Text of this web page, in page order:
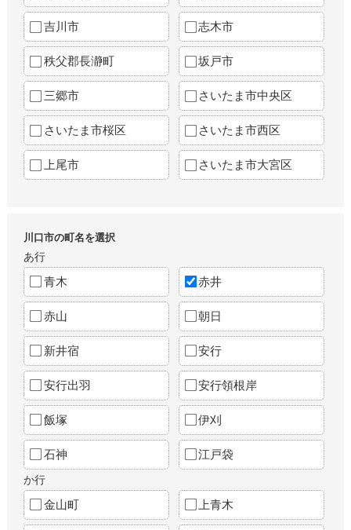
吉川市 志木市
秩父郡長瀞町 坂戸市
三郷市 さいたま市中央区
さいたま市桜区 さいたま市西区
上尾市 さいたま市大宮区
川口市の町名を選択
あ行
青木 赤井
赤山 朝日
新井宿 安行
安行出羽 安行領根岸
飯塚 伊刈
石神 江戸袋
か行
金山町 上青木